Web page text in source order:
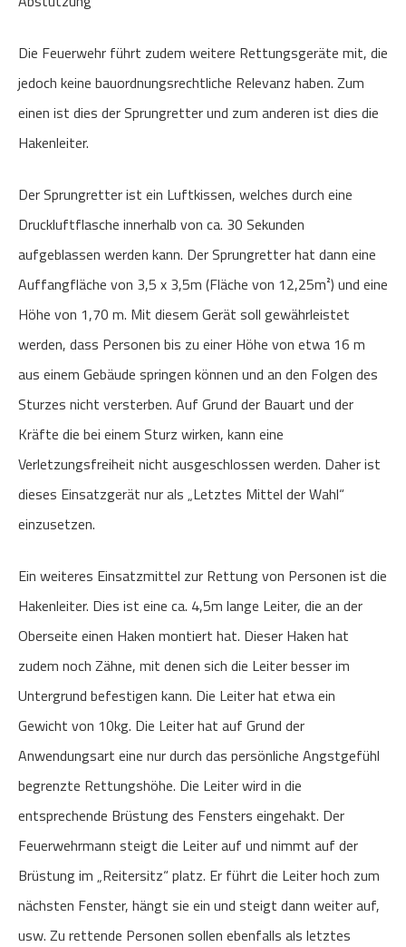
Die Feuerwehr führt zudem weitere Rettungsgeräte mit, die
jedoch keine bauordnungsrechtliche Relevanz haben. Zum
einen ist dies der Sprungretter und zum anderen ist dies die
Hakenleiter.
Der Sprungretter ist ein Luftkissen, welches durch eine
Druckluftflasche innerhalb von ca. 30 Sekunden
aufgeblassen werden kann. Der Sprungretter hat dann eine
Auffangfläche von 3,5 x 3,5m (Fläche von 12,25m²) und eine
Höhe von 1,70 m. Mit diesem Gerät soll gewährleistet
werden, dass Personen bis zu einer Höhe von etwa 16 m
aus einem Gebäude springen können und an den Folgen des
Sturzes nicht versterben. Auf Grund der Bauart und der
Kräfte die bei einem Sturz wirken, kann eine
Verletzungsfreiheit nicht ausgeschlossen werden. Daher ist
dieses Einsatzgerät nur als „Letztes Mittel der Wahl“
einzusetzen.
Ein weiteres Einsatzmittel zur Rettung von Personen ist die
Hakenleiter. Dies ist eine ca. 4,5m lange Leiter, die an der
Oberseite einen Haken montiert hat. Dieser Haken hat
zudem noch Zähne, mit denen sich die Leiter besser im
Untergrund befestigen kann. Die Leiter hat etwa ein
Gewicht von 10kg. Die Leiter hat auf Grund der
Anwendungsart eine nur durch das persönliche Angstgefühl
begrenzte Rettungshöhe. Die Leiter wird in die
entsprechende Brüstung des Fensters eingehakt. Der
Feuerwehrmann steigt die Leiter auf und nimmt auf der
Brüstung im „Reitersitz“ platz. Er führt die Leiter hoch zum
nächsten Fenster, hängt sie ein und steigt dann weiter auf,
usw. Zu rettende Personen sollen ebenfalls als letztes